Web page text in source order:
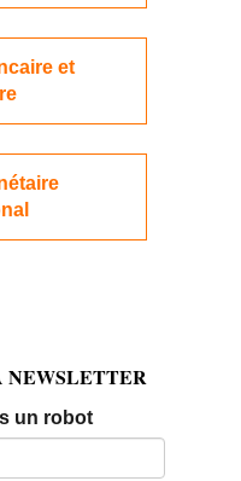
et
NEWSLETTER
un robotEmail